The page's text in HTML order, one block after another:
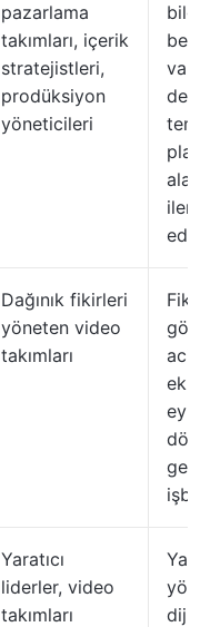
pazarlama
takımları, içerik
stratejistleri,
prodüksiyon
yöneticileri
edin
Dağınık fikirleri
yöneten video
takımları
göre
Yaratıcı
liderler, video
takımları